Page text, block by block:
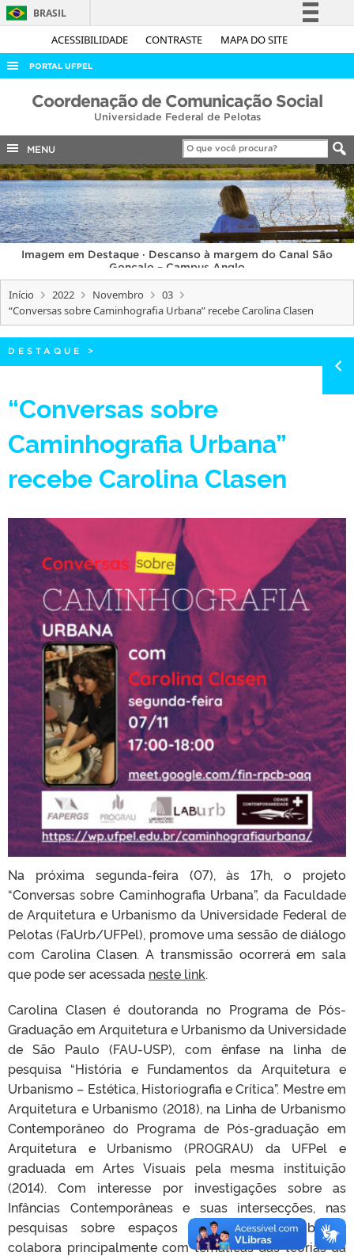
ACESSIBILIDADE CONTRASTE MAPA DO SITE
BRASIL
Simplifique!
Acesso à informação
Legislação
Canais
PORTAL UFPEL
ACESSO À INFORMAÇÃO
COBALTO
CONCURSOS
EDITAIS
INTERNACIONAL
OUVIDORIA
PORTARIAS
TELEFONES
Coordenação de Comunicação Social
Universidade Federal de Pelotas
MENU
Imagem em Destaque · Descanso à margem do Canal São
Gonçalo – Campus Anglo
Início 2022 Novembro
03
“Conversas sobre Caminhografia Urbana” recebe Carolina Clasen
DESTAQUE >
“Conversas sobre
Caminhografia Urbana”
recebe Carolina Clasen
Na próxima segunda-feira (07), às 17h, o projeto
“Conversas sobre Caminhografia Urbana”, da Faculdade
de Arquitetura e Urbanismo da Universidade Federal de
Pelotas (FaUrb/UFPel), promove uma sessão de diálogo
com Carolina Clasen. A transmissão ocorrerá em sala
que pode ser acessada neste link.
Carolina Clasen é doutoranda no Programa de Pós-
Graduação em Arquitetura e Urbanismo da Universidade
de São Paulo (FAU-USP), com ênfase na linha de
pesquisa “História e Fundamentos da Arquitetura e
Urbanismo – Estética, Historiografia e Crítica”. Mestre em
Arquitetura e Urbanismo (2018), na Linha de Urbanismo
Contemporâneo do Programa de Pós-graduação em
Arquitetura e Urbanismo (PROGRAU) da UFPel e
graduada em Artes Visuais pela mesma instituição
(2014). Com interesse por investigações sobre as
Infâncias Contemporâneas e suas intersecções, nas
pesquisas sobre espaços expositivos e públicos,
colabora principalmente com temáticas das teorias da